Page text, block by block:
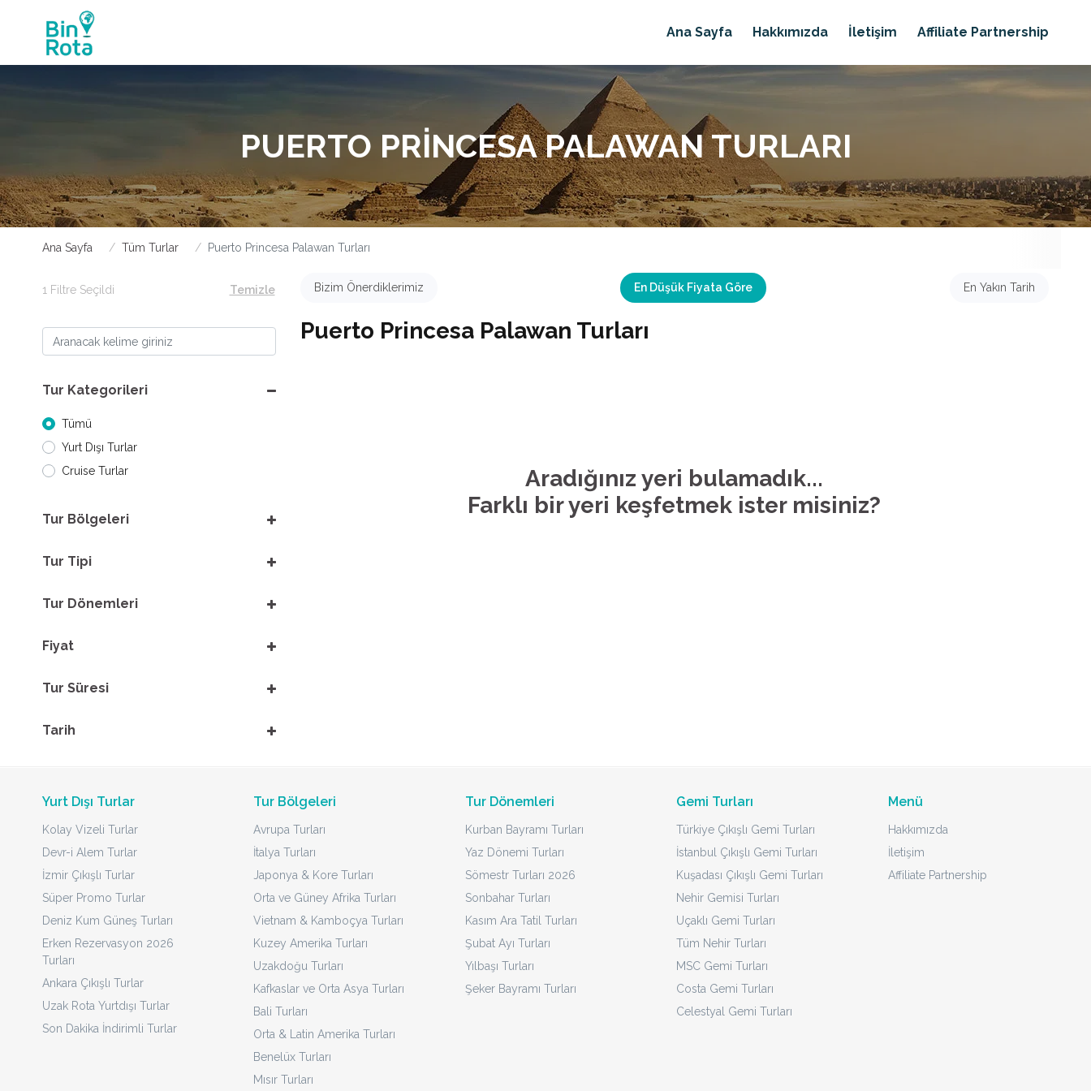
Ana Sayfa Hakkımızda İletişim Affiliate Partnership
PUERTO PRINCESA PALAWAN TURLARI
Ana Sayfa Tüm Turlar Puerto Princesa Palawan Turları
1 Filtre Seçildi Temizle
Tur Kategorileri
Tümü
Yurt Dışı Turlar
Cruise Turlar
Tur Bölgeleri
Tur Tipi
Tur Dönemleri
Fiyat
Tur Süresi
Tarih
Bizim Önerdiklerimiz En Düşük Fiyata Göre En Yakın Tarih
Puerto Princesa Palawan Turları
Aradığınız yeri bulamadık...
Farklı bir yeri keşfetmek ister misiniz?
Yurt Dışı Turlar
Kolay Vizeli Turlar
Devr-i Alem Turlar
İzmir Çıkışlı Turlar
Süper Promo Turlar
Deniz Kum Güneş Turları
Erken Rezervasyon 2026
Turları
Ankara Çıkışlı Turlar
Uzak Rota Yurtdışı Turlar
Son Dakika İndirimli Turlar
Tur Bölgeleri
Avrupa Turları
İtalya Turları
Japonya & Kore Turları
Orta ve Güney Afrika Turları
Vietnam & Kamboçya Turları
Kuzey Amerika Turları
Uzakdoğu Turları
Kafkaslar ve Orta Asya Turları
Bali Turları
Orta & Latin Amerika Turları
Benelüx Turları
Mısır Turları
Tur Dönemleri
Kurban Bayramı Turları
Yaz Dönemi Turları
Sömestr Turları 2026
Sonbahar Turları
Kasım Ara Tatil Turları
Şubat Ayı Turları
Yılbaşı Turları
Şeker Bayramı Turları
Gemi Turları
Türkiye Çıkışlı Gemi Turları
İstanbul Çıkışlı Gemi Turları
Kuşadası Çıkışlı Gemi Turları
Nehir Gemisi Turları
Uçaklı Gemi Turları
Tüm Nehir Turları
MSC Gemi Turları
Costa Gemi Turları
Celestyal Gemi Turları
Menü
Hakkımızda
İletişim
Affiliate Partnership